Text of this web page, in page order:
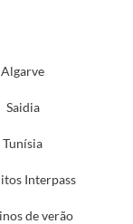
Algarve
Saidia
Tunísia
Interpass
de verão